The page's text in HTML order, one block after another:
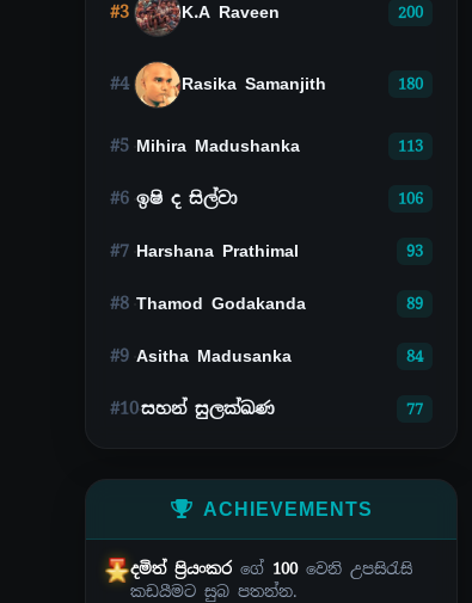
#3 K.A Raveen 200
#4 Rasika Samanjith 180
#5 Mihira Madushanka 113
#6 ඉෂි ද සිල්වා 106
#7 Harshana Prathimal 93
#8 Thamod Godakanda 89
#9 Asitha Madusanka 84
#10සහන් සුලක්ඛණ 77
ACHIEVEMENTS
දමිත් ප්‍රියංකර ගේ 100වෙනි උපසිරැසි
කඩයීමට සුබ පතන්න.